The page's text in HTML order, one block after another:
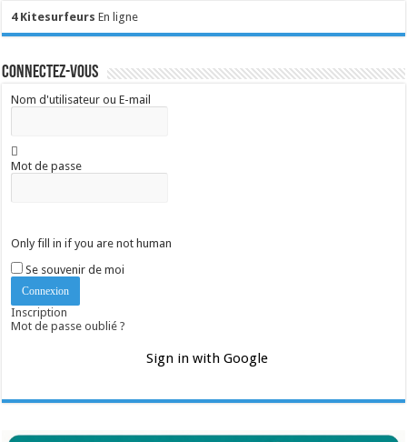
4 Kitesurfeurs En ligne
Connectez-vous
Nom d'utilisateur ou E-mail
Mot de passe
Only fill in if you are not human
Se souvenir de moi
Inscription
Mot de passe oublié ?
Sign in with Google